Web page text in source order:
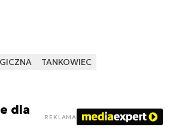
TANKOWIEC
dla
REKLAMA